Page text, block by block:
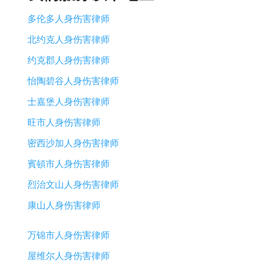
多伦多人身伤害律师
北约克人身伤害律师
约克郡人身伤害律师
怡陶碧谷人身伤害律师
士嘉堡人身伤害律师
旺市人身伤害律师
密西沙加人身伤害律师
賓頓市人身伤害律师
烈治文山人身伤害律师
康山人身伤害律师
万锦市人身伤害律师
屋维尔人身伤害律师